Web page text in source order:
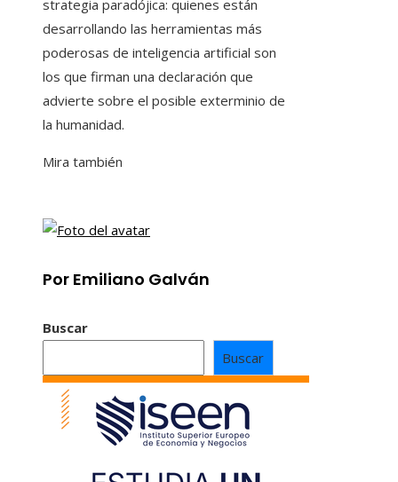
strategia paradójica: quienes están
desarrollando las herramientas más
poderosas de inteligencia artificial son
los que firman una declaración que
advierte sobre el posible exterminio de
la humanidad.
Mira también
Por Emiliano Galván
Buscar
Buscar